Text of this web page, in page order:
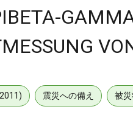
震災への備え 被災